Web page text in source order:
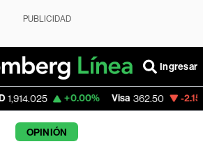
PUBLICIDAD
Ingresar
+0.00% Visa 362.50 -2.15%
OPINIÓN